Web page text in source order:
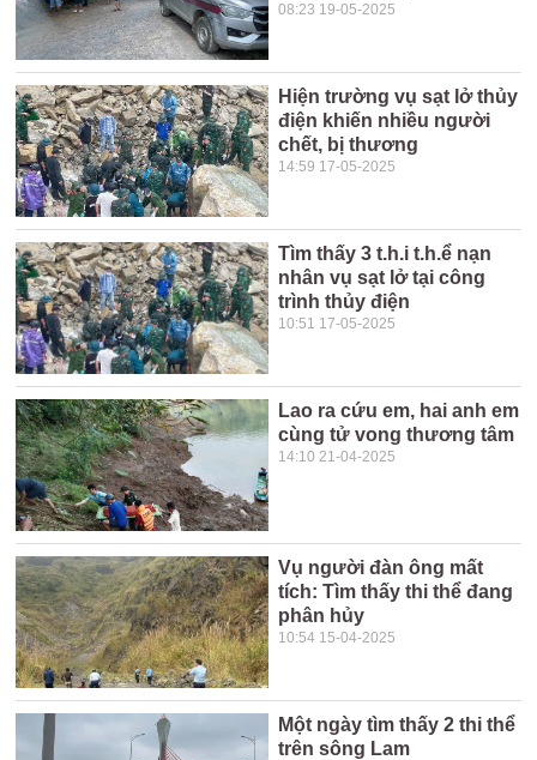
08:23 19-05-2025
Hiện trường vụ sạt lở thủy
điện khiến nhiều người
chết, bị thương
14:59 17-05-2025
Tìm thấy 3 t.h.i t.h.ể nạn
nhân vụ sạt lở tại công
trình thủy điện
10:51 17-05-2025
Lao ra cứu em, hai anh em
cùng tử vong thương tâm
14:10 21-04-2025
Vụ người đàn ông mất
tích: Tìm thấy thi thể đang
phân hủy
10:54 15-04-2025
Một ngày tìm thấy 2 thi thể
trên sông Lam